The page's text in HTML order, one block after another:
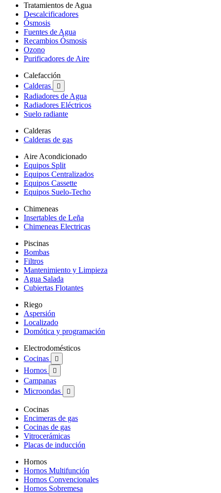
Tratamientos de Agua
Descalcificadores
Ósmosis
Fuentes de Agua
Recambios Ósmosis
Ozono
Purificadores de Aire
Calefacción
Calderas

Radiadores de Agua
Radiadores Eléctricos
Suelo radiante
Calderas
Calderas de gas
Aire Acondicionado
Equipos Split
Equipos Centralizados
Equipos Cassette
Equipos Suelo-Techo
Chimeneas
Insertables de Leña
Chimeneas Electricas
Piscinas
Bombas
Filtros
Mantenimiento y Limpieza
Agua Salada
Cubiertas Flotantes
Riego
Aspersión
Localizado
Domótica y programación
Electrodomésticos
Cocinas

Hornos 
Campanas
Microondas

Cocinas
Encimeras de gas
Cocinas de gas
Vitrocerámicas
Placas de inducción
Hornos
Hornos Multifunción
Hornos Convencionales
Hornos Sobremesa